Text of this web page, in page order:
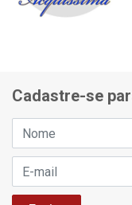
Cadastre-se